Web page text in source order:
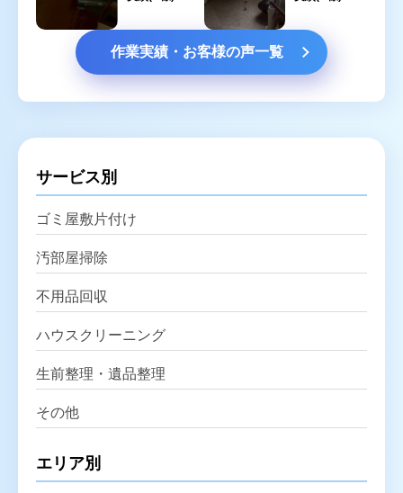
作業実績・お客様の声一覧
サービス別
ゴミ屋敷片付け
汚部屋掃除
不用品回収
ハウスクリーニング
生前整理・遺品整理
その他
エリア別